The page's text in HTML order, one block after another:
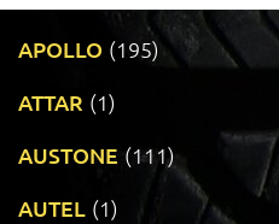
APOLLO (195)
ATTAR (1)
AUSTONE (111)
AUTEL (1)